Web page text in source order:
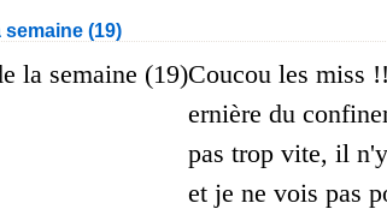
semaine (19)
Coucou les miss
ernière du
pas trop vite, il
et je ne vois pas